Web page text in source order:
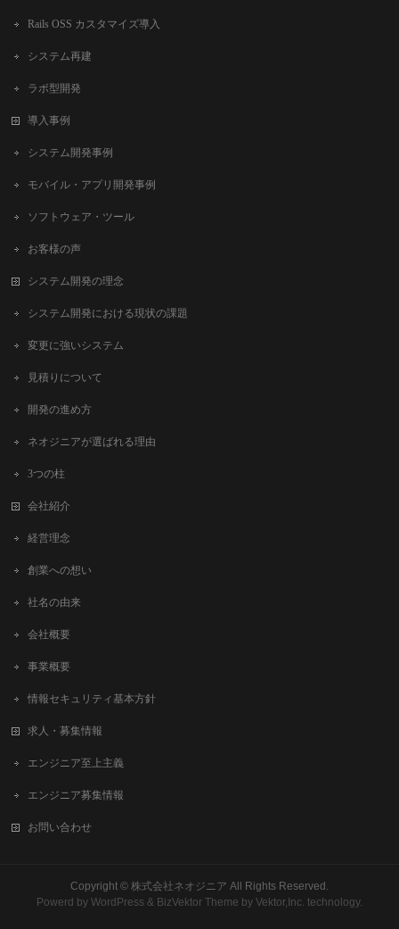
Rails OSS カスタマイズ導入
システム再建
ラボ型開発
導入事例
システム開発事例
モバイル・アプリ開発事例
ソフトウェア・ツール
お客様の声
システム開発の理念
システム開発における現状の課題
変更に強いシステム
見積りについて
開発の進め方
ネオジニアが選ばれる理由
3つの柱
会社紹介
経営理念
創業への想い
社名の由来
会社概要
事業概要
情報セキュリティ基本方針
求人・募集情報
エンジニア至上主義
エンジニア募集情報
お問い合わせ
Copyright © 株式会社ネオジニア All Rights Reserved.
Powerd by WordPress & BizVektor Theme by Vektor,Inc. technology.